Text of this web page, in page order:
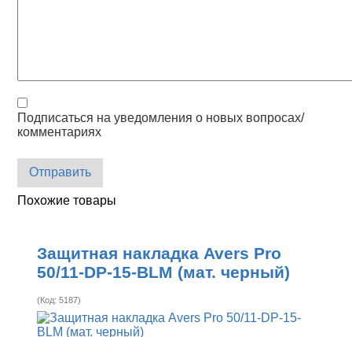
Подписаться на уведомления о новых вопросах/
комментариях
Отправить
Похожие товары
Защитная накладка Avers Pro
50/11-DP-15-BLM (мат. черный)
(Код:5187)